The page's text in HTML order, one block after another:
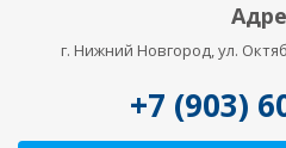
г. Нижний Новгород, ул.
+7 (903)